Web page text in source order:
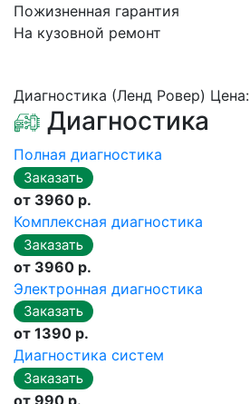
Пожизненная гарантия
На кузовной ремонт
Диагностика (Ленд Ровер) Цена:
Диагностика
Полная диагностика
от 3960 р.
Комплексная диагностика
от 3960 р.
Электронная диагностика
от 1390 р.
Диагностика систем
от 990 р.